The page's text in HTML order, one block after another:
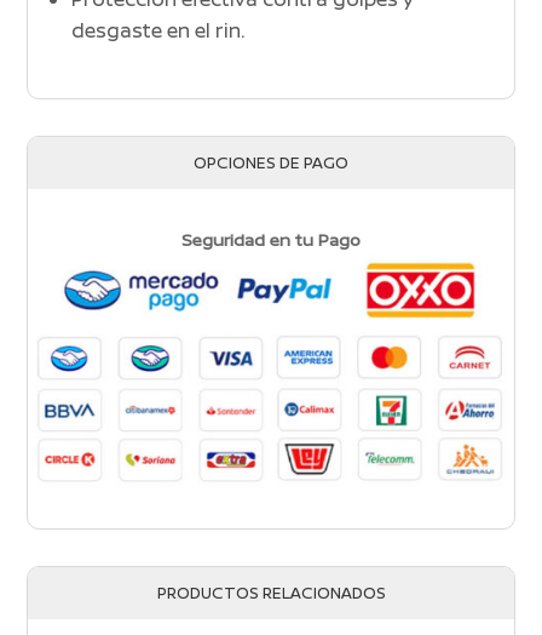
desgaste en el rin.
OPCIONES DE PAGO
Seguridad en tu Pago
PRODUCTOS RELACIONADOS